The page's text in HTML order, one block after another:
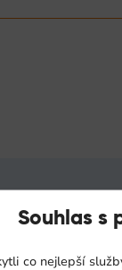
Souhlas s
co nejlepší